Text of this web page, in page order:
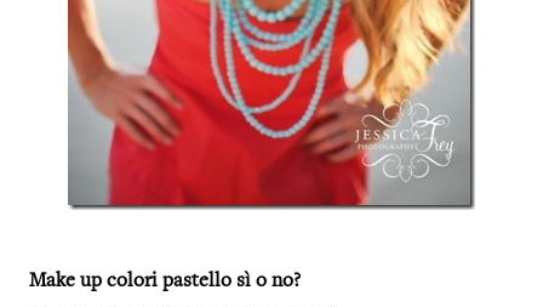
Make up colori pastello sì o no?